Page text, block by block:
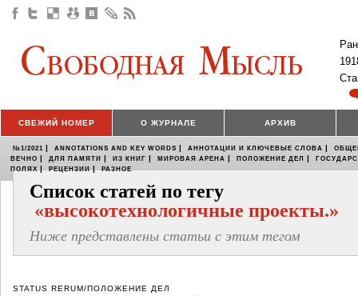
СВЕЖИЙ НОМЕР О ЖУРНАЛЕ АРХИВ
№1/2021 | ANNOTATIONS AND KEY WORDS | АННОТАЦИИ И КЛЮЧЕВЫЕ СЛОВА |
ВЕЧНО | ДЛЯ ПАМЯТИ | ИЗ КНИГ | МИРОВАЯ АРЕНА | ПОЛОЖЕНИЕ ДЕЛ |
ПОЛЯХ | РЕЦЕНЗИИ | РАЗНОЕ
Список статей по тегу
«высокотехнологичные проекты.»
Ниже представлены статьи с этим тегом
STATUS RERUM/ПОЛОЖЕНИЕ ДЕЛ